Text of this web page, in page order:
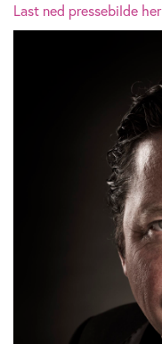
Last ned pressebilde her